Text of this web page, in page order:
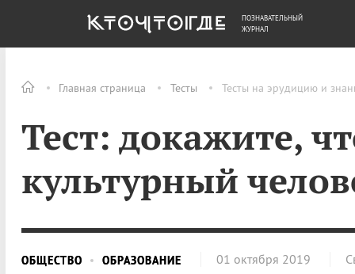
Главная страница Тесты Тесты на эрудицию и
Тест: докажите,
культурный
ОБЩЕСТВО ОБРАЗОВАНИЕ 01 октября 2019
ОБЩЕСТВО ДЕНЬГИ
ПОЗНАВАТЕЛЬНЫЙ
ЖУРНАЛ